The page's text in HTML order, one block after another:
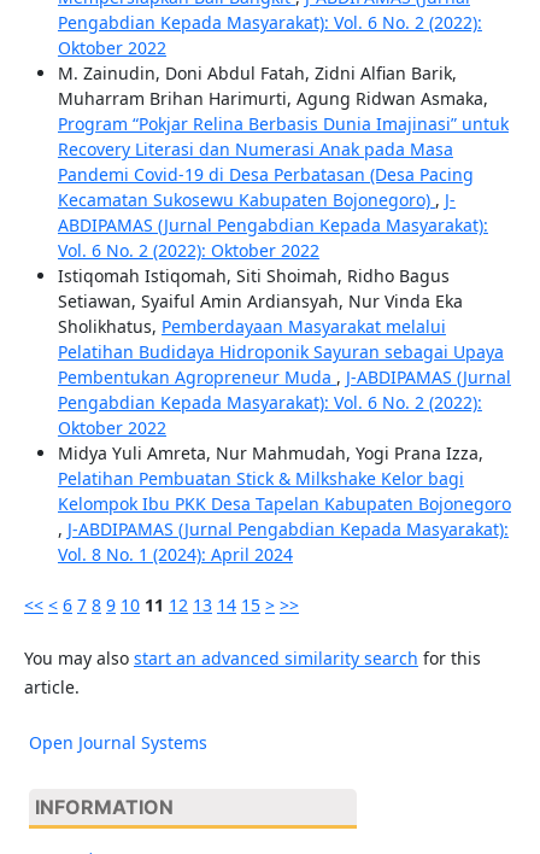
Pengabdian Kepada Masyarakat): Vol. 6 No. 2 (2022):
Oktober 2022
M. Zainudin, Doni Abdul Fatah, Zidni Alfian Barik,
Muharram Brihan Harimurti, Agung Ridwan Asmaka,
Program “Pokjar Relina Berbasis Dunia Imajinasi” untuk
Recovery Literasi dan Numerasi Anak pada Masa
Pandemi Covid-19 di Desa Perbatasan (Desa Pacing
Kecamatan Sukosewu Kabupaten Bojonegoro) , J-
ABDIPAMAS (Jurnal Pengabdian Kepada Masyarakat):
Vol. 6 No. 2 (2022): Oktober 2022
Istiqomah Istiqomah, Siti Shoimah, Ridho Bagus
Setiawan, Syaiful Amin Ardiansyah, Nur Vinda Eka
Sholikhatus, Pemberdayaan Masyarakat melalui
Pelatihan Budidaya Hidroponik Sayuran sebagai Upaya
Pembentukan Agropreneur Muda , J-ABDIPAMAS (Jurnal
Pengabdian Kepada Masyarakat): Vol. 6 No. 2 (2022):
Oktober 2022
Midya Yuli Amreta, Nur Mahmudah, Yogi Prana Izza,
Pelatihan Pembuatan Stick & Milkshake Kelor bagi
Kelompok Ibu PKK Desa Tapelan Kabupaten Bojonegoro
, J-ABDIPAMAS (Jurnal Pengabdian Kepada Masyarakat):
Vol. 8 No. 1 (2024): April 2024
<< < 6 7 8 9 10 11 12 13 14 15 > >>
You may also start an advanced similarity search for this
article.
Open Journal Systems
INFORMATION